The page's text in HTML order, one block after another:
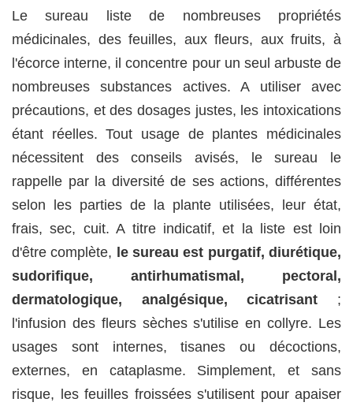
Le sureau liste de nombreuses propriétés
médicinales, des feuilles, aux fleurs, aux fruits, à
l'écorce interne, il concentre pour un seul arbuste de
nombreuses substances actives. A utiliser avec
précautions, et des dosages justes, les intoxications
étant réelles. Tout usage de plantes médicinales
nécessitent des conseils avisés, le sureau le
rappelle par la diversité de ses actions, différentes
selon les parties de la plante utilisées, leur état,
frais, sec, cuit. A titre indicatif, et la liste est loin
d'être complète, le sureau est purgatif, diurétique,
sudorifique, antirhumatismal, pectoral,
dermatologique, analgésique, cicatrisant ;
l'infusion des fleurs sèches s'utilise en collyre. Les
usages sont internes, tisanes ou décoctions,
externes, en cataplasme. Simplement, et sans
risque, les feuilles froissées s'utilisent pour apaiser